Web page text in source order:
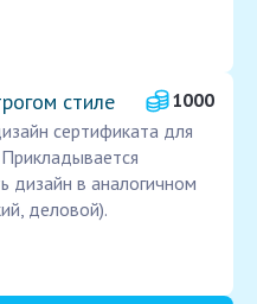
стиле
1000
сертификата для
дизайн в аналогичном
деловой).